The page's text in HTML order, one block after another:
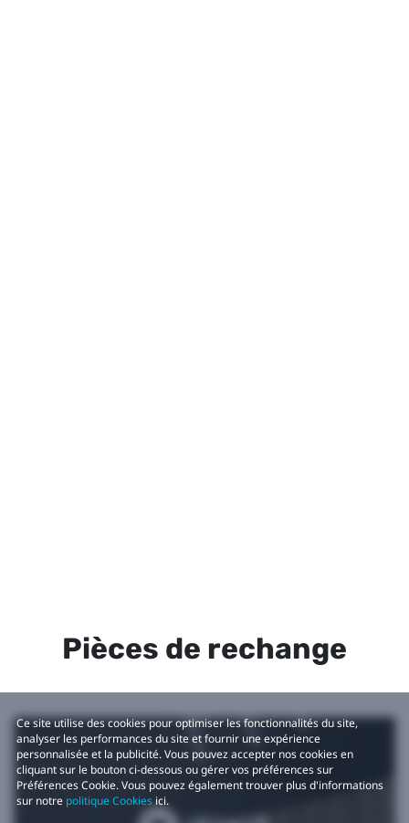
Pièces de rechange
Ce site utilise des cookies pour optimiser les fonctionnalités du site,
analyser les performances du site et fournir une expérience
personnalisée et la publicité. Vous pouvez accepter nos cookies en
cliquant sur le bouton ci-dessous ou gérer vos préférences sur
Préférences Cookie. Vous pouvez également trouver plus d'informations
sur notre politique Cookies ici.